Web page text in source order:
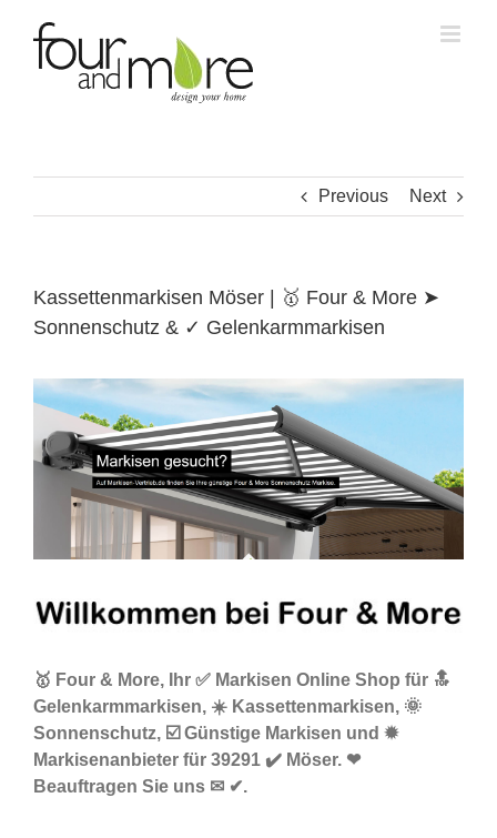
content
Previous Next
Kassettenmarkisen Möser | 🥇 Four & More ➤
Sonnenschutz & ✓ Gelenkarmmarkisen
🥇 Four & More, Ihr ✅ Markisen Online Shop für 🔝
Gelenkarmmarkisen, ☀️ Kassettenmarkisen, 🌞
Sonnenschutz, ☑️ Günstige Markisen und ✹
Markisenanbieter für 39291 ✔️ Möser. ❤
Beauftragen Sie uns ✉ ✔.